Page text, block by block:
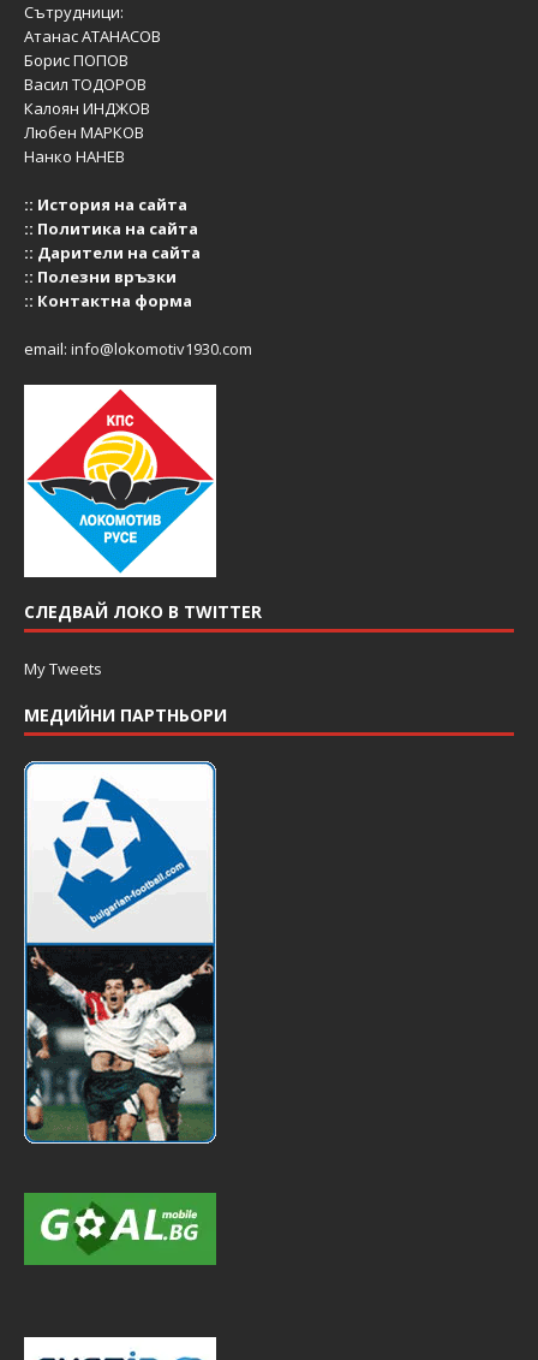
Сътрудници:
Атанас АТАНАСОВ
Борис ПОПОВ
Васил ТОДОРОВ
Калоян ИНДЖОВ
Любен МАРКОВ
Нанко НАНЕВ
:: История на сайта
:: Политика на сайта
:: Дарители на сайта
:: Полезни връзки
:: Контактна форма
email: info@lokomotiv1930.com
СЛЕДВАЙ ЛОКО В TWITTER
My Tweets
МЕДИЙНИ ПАРТНЬОРИ